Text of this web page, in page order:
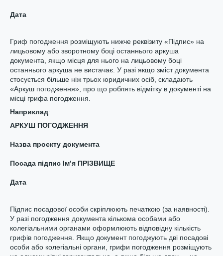
Дата
Гриф погодження розміщують нижче реквізиту «Підпис» на
лицьовому або зворотному боці останнього аркуша
документа, якщо місця для нього на лицьовому боці
останнього аркуша не вистачає. У разі якщо зміст документа
стосується більше ніж трьох юридичних осіб, складають
«Аркуш погодження», про що роблять відмітку в документі на
місці грифа погодження.
Наприклад:
АРКУШ ПОГОДЖЕННЯ
Назва проєкту документа
Посада підпис Ім’я ПРІЗВИЩЕ
Дата
Підпис посадової особи скріплюють печаткою (за наявності).
У разі погодження документа кількома особами або
колегіальними органами оформлюють відповідну кількість
грифів погодження. Якщо документ погоджують дві посадові
особи або колегіальні органи, грифи погодження розміщують